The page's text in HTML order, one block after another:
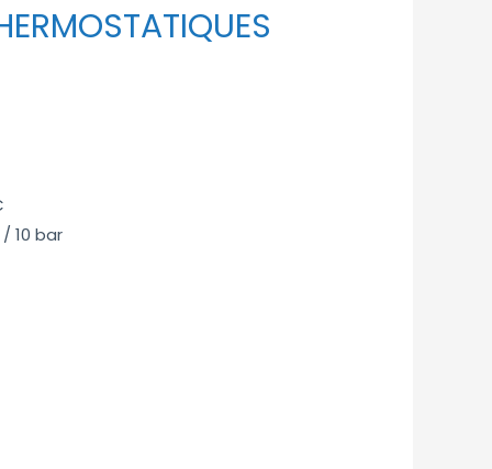
10 bar